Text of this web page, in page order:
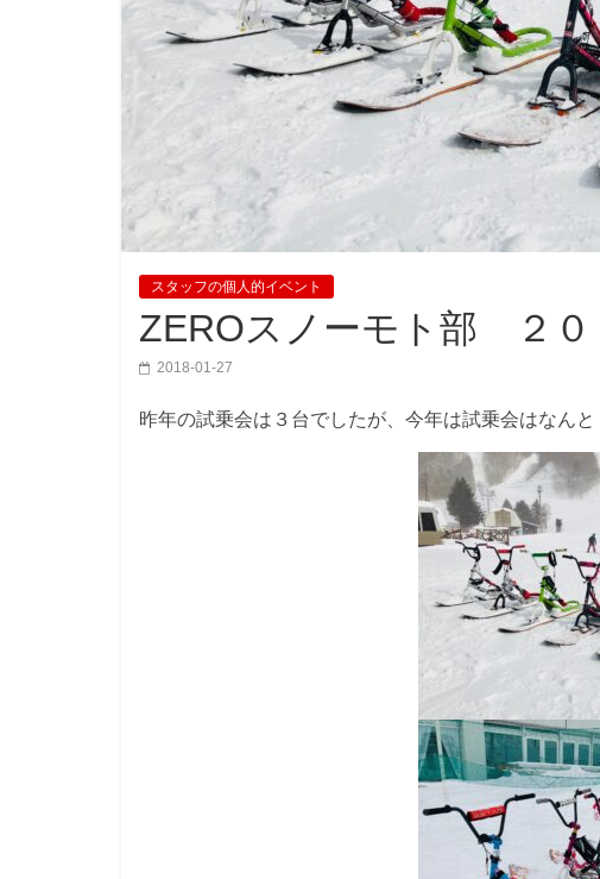
スタッフの個人的イベント
ZEROスノーモト部 ２０
2018-01-27
昨年の試乗会は３台でしたが、今年は試乗会はなんと